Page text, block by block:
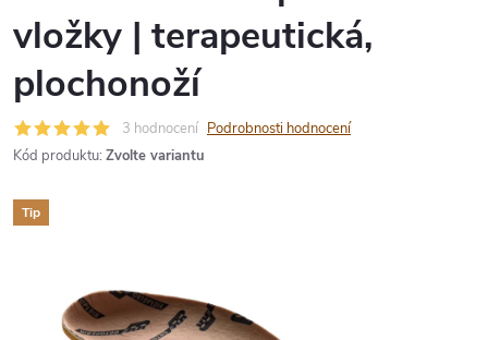
vložky | terapeutická,
plochonoží
3 hodnocení Podrobnosti hodnocení
Kód produktu: Zvolte variantu
Tip